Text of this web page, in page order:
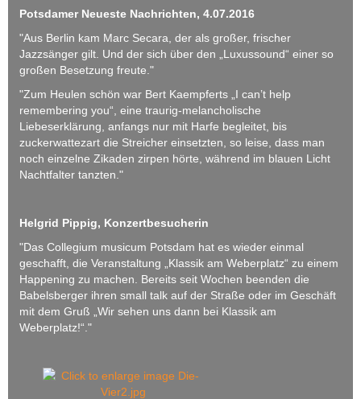
Potsdamer Neueste Nachrichten, 4.07.2016
"Aus Berlin kam Marc Secara, der als großer, frischer
Jazzsänger gilt. Und der sich über den „Luxussound“ einer so
großen Besetzung freute."
"Zum Heulen schön war Bert Kaempferts „I can’t help
remembering you“, eine traurig-melancholische
Liebeserklärung, anfangs nur mit Harfe begleitet, bis
zuckerwattezart die Streicher einsetzten, so leise, dass man
noch einzelne Zikaden zirpen hörte, während im blauen Licht
Nachtfalter tanzten."
Helgrid Pippig, Konzertbesucherin
"Das Collegium musicum Potsdam hat es wieder einmal
geschafft, die Veranstaltung „Klassik am Weberplatz“ zu einem
Happening zu machen. Bereits seit Wochen beenden die
Babelsberger ihren small talk auf der Straße oder im Geschäft
mit dem Gruß „Wir sehen uns dann bei Klassik am
Weberplatz!“."